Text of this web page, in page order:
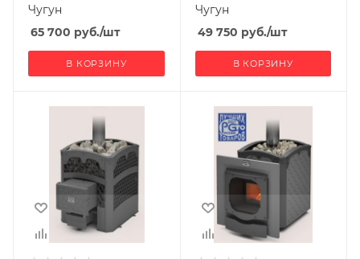
Чугун
65 700 руб./шт
В КОРЗИНУ
Чугун
49 750 руб./шт
В КОРЗИНУ
Глубина, мм
Высота, мм
665
Материал
Ширина, мм
Глубина, мм
Высота, мм
663
Материал